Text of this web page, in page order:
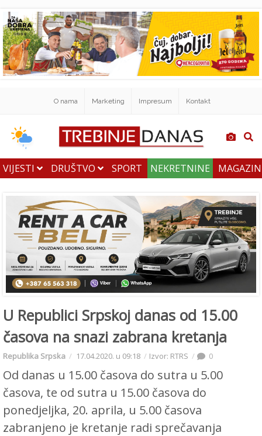
O nama Marketing Impresum Kontakt
VIJESTI DRUŠTVO SPORT NEKRETNINE
U Republici Srpskoj danas od 15.00
časova na snazi zabrana kretanja
Republika Srpska 17.04.2020. u 09:18 Izvor: RTRS 0
Od danas u 15.00 časova do sutra u 5.00
časova, te od sutra u 15.00 časova do
ponedjeljka, 20. aprila, u 5.00 časova
zabranjeno je kretanje radi sprečavanja